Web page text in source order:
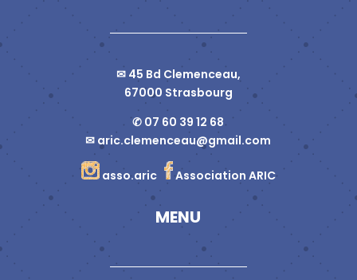
✉ 45 Bd Clemenceau,
67000 Strasbourg
✆ 07 60 39 12 68
✉ aric.clemenceau@gmail.com
asso.aric Association ARIC
MENU